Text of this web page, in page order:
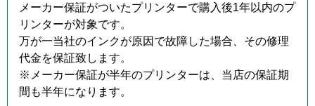
メーカー保証がついたプリンターで購入後1年以内のプ
リンターが対象です。
万が一当社のインクが原因で故障した場合、その修理
代金を保証致します。
※メーカー保証が半年のプリンターは、当店の保証期
間も半年になります。